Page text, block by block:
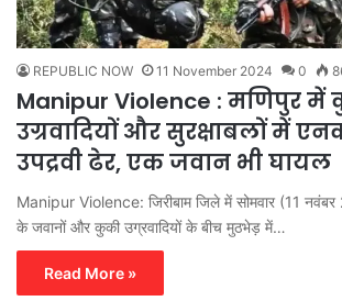
REPUBLIC NOW 11 November 2024 0
Manipur Violence : मणिपुर में
उग्रवादियों और सुरक्षाबलों में
उपद्रवी ढेर, एक जवान भी घायल
Manipur Violence: जिरीबाम जिले में सोमवार (11
के जवानों और कुकी उग्रवादियों के बीच मुठभेड़ में…
Read More »